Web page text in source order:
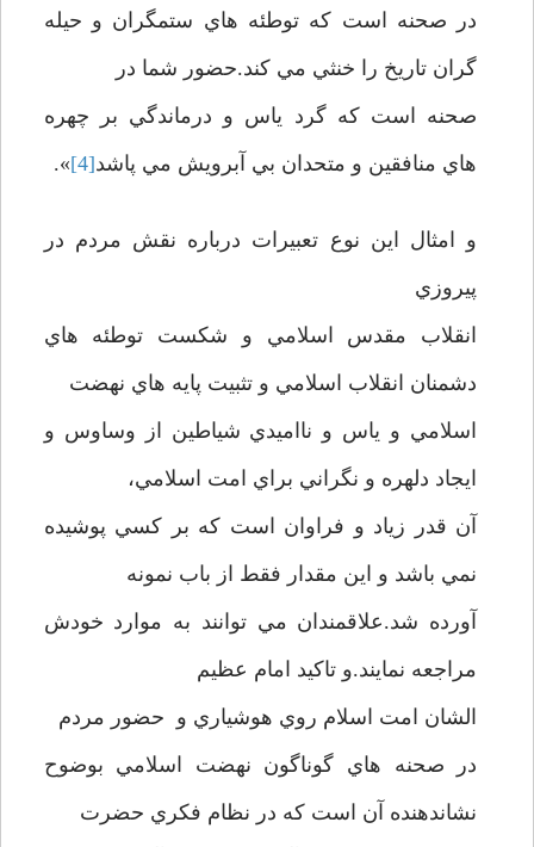
در صحنه است که توطئه هاي ستمگران و حيله
گران تاريخ را خنثي مي کند.حضور شما در
صحنه است که گرد ياس و درماندگي بر چهره
هاي منافقين و متحدان بي آبرويش مي پاشد[4]
».
و امثال اين نوع تعبيرات درباره نقش مردم در
پيروزي
انقلاب مقدس اسلامي و شکست توطئه هاي
دشمنان انقلاب اسلامي و تثبيت پايه هاي نهضت
اسلامي و ياس و نااميدي شياطين از وساوس و
ايجاد دلهره و نگراني براي امت اسلامي،
آن قدر زياد و فراوان است که بر کسي پوشيده
نمي باشد و اين مقدار فقط از باب نمونه
آورده شد.علاقمندان مي توانند به موارد خودش
مراجعه نمايند.و تاکيد امام عظيم
الشان امت اسلام روي هوشياري و حضور مردم
در صحنه هاي گوناگون نهضت اسلامي بوضوح
نشاندهنده آن است که در نظام فکري حضرت